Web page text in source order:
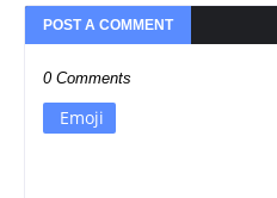
POST A COMMENT
0 Comments
Emoji